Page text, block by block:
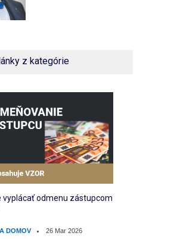
z kategórie
vyplácať odmenu zástupcom
DOMOV 26 Mar 2026